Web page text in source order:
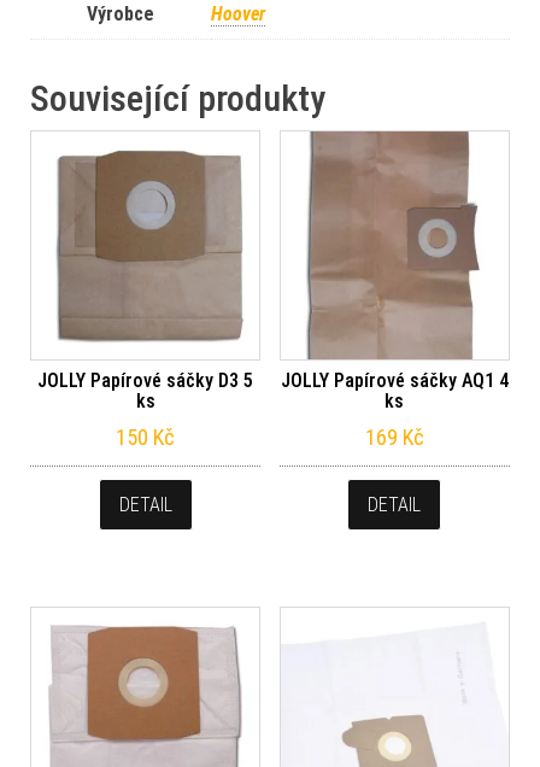
Výrobce Hoover
Související produkty
JOLLY Papírové sáčky D3 5
ks
150 Kč
DETAIL
JOLLY Papírové sáčky AQ1 4
ks
169 Kč
DETAIL